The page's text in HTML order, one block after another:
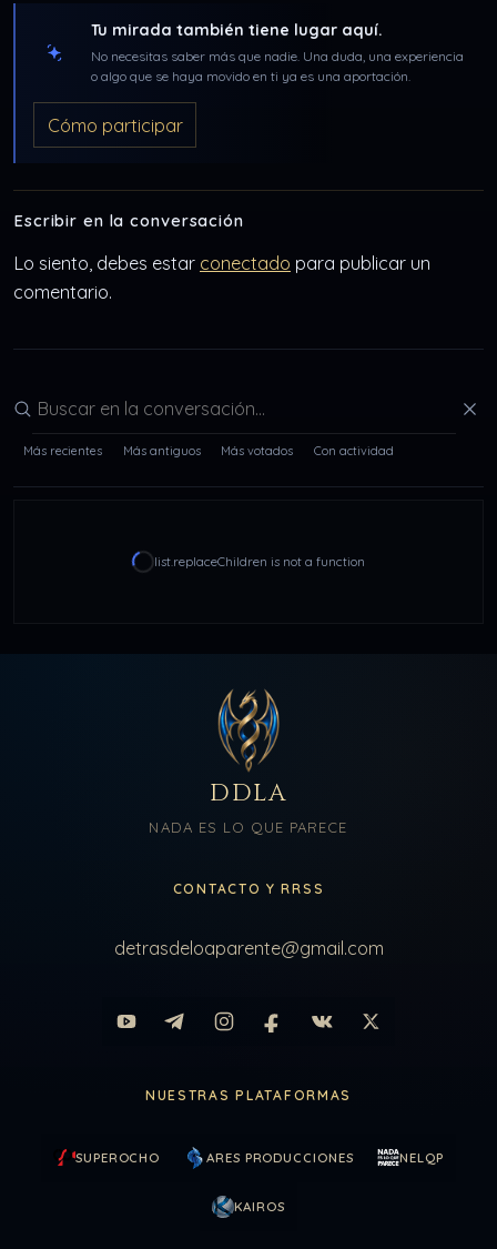
Tu mirada también tiene lugar aquí.
No necesitas saber más que nadie. Una duda, una experiencia
o algo que se haya movido en ti ya es una aportación.
Cómo participar
Escribir en la conversación
Lo siento, debes estar conectado para publicar un
comentario.
Buscar en la conversación
Más recientes Más antiguos Más votados Con actividad
list.replaceChildren is not a function
DDLA
NADA ES LO QUE PARECE
CONTACTO Y RRSS
detrasdeloaparente@gmail.com
NUESTRAS PLATAFORMAS
SUPEROCHO ARES PRODUCCIONES NELQP
KAIROS